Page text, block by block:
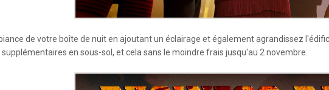
de votre boîte de nuit en ajoutant un éclairage et également agrandissez
en sous-sol, et cela sans le moindre frais jusqu'au 2 novembre.